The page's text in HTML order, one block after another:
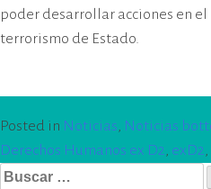
poder desarrollar acciones en
terrorismo de Estado.
Posted in Noticias, Noticias
Derechos Humanos ex D2, exD2,
Buscar: